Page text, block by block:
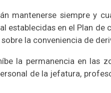
mantenerse siempre y
en el Plan de
la conveniencia de
la permanencia en las
de la jefatura,